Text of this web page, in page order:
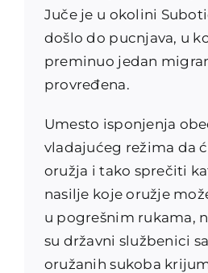
Juče je u okolini
došlo do pucnjava, u
preminuo jedan
provređena.
Umesto isponjenja
vladajućeg režima da
oružja i tako sprečiti
nasilje koje oružje
u pogrešnim rukama,
su državni službenici
oružanih sukoba